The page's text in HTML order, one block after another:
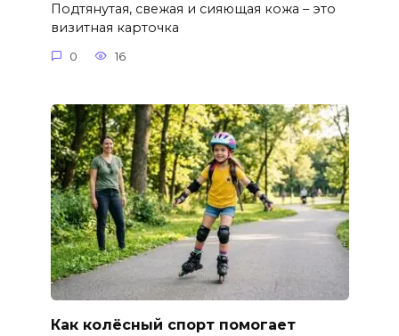
Подтянутая, свежая и сияющая кожа – это
визитная карточка
0 16
Как колёсный спорт помогает